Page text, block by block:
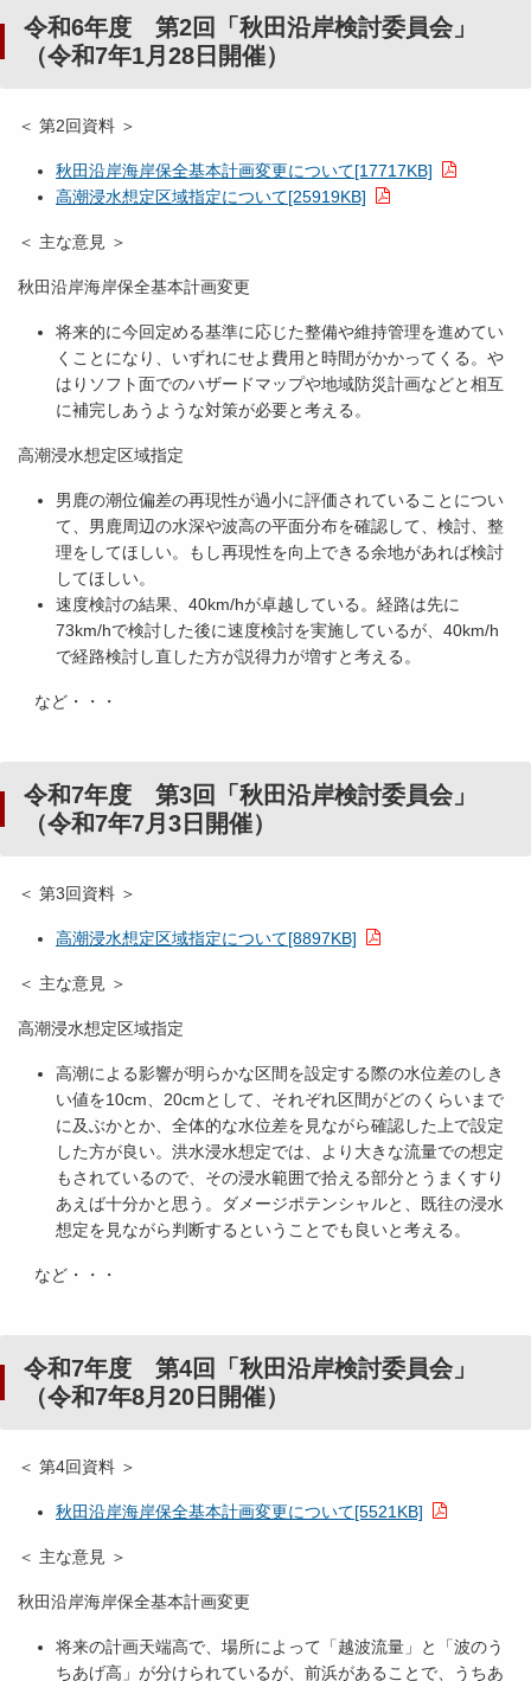
令和6年度 第2回「秋田沿岸検討委員会」
（令和7年1月28日開催）
＜ 第2回資料 ＞
秋田沿岸海岸保全基本計画変更について[17717KB]
高潮浸水想定区域指定について[25919KB]
＜ 主な意見 ＞
秋田沿岸海岸保全基本計画変更
将来的に今回定める基準に応じた整備や維持管理を進めてい
くことになり、いずれにせよ費用と時間がかかってくる。や
はりソフト面でのハザードマップや地域防災計画などと相互
に補完しあうような対策が必要と考える。
高潮浸水想定区域指定
男鹿の潮位偏差の再現性が過小に評価されていることについ
て、男鹿周辺の水深や波高の平面分布を確認して、検討、整
理をしてほしい。もし再現性を向上できる余地があれば検討
してほしい。
速度検討の結果、40km/hが卓越している。経路は先に
73km/hで検討した後に速度検討を実施しているが、40km/h
で経路検討し直した方が説得力が増すと考える。
など・・・
令和7年度 第3回「秋田沿岸検討委員会」
（令和7年7月3日開催）
＜ 第3回資料 ＞
高潮浸水想定区域指定について[8897KB]
＜ 主な意見 ＞
高潮浸水想定区域指定
高潮による影響が明らかな区間を設定する際の水位差のしき
い値を10cm、20cmとして、それぞれ区間がどのくらいまで
に及ぶかとか、全体的な水位差を見ながら確認した上で設定
した方が良い。洪水浸水想定では、より大きな流量での想定
もされているので、その浸水範囲で拾える部分とうまくすり
あえば十分かと思う。ダメージポテンシャルと、既往の浸水
想定を見ながら判断するということでも良いと考える。
など・・・
令和7年度 第4回「秋田沿岸検討委員会」
（令和7年8月20日開催）
＜ 第4回資料 ＞
秋田沿岸海岸保全基本計画変更について[5521KB]
＜ 主な意見 ＞
秋田沿岸海岸保全基本計画変更
将来の計画天端高で、場所によって「越波流量」と「波のう
ちあげ高」が分けられているが、前浜があることで、うちあ